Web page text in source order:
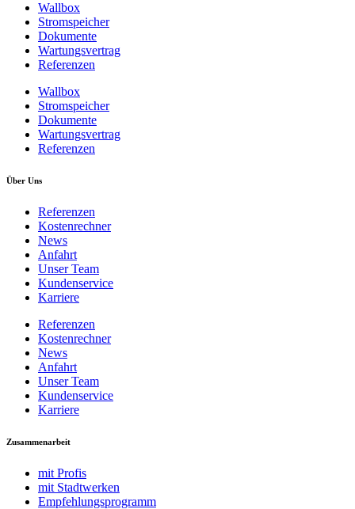
Wallbox
Stromspeicher
Dokumente
Wartungsvertrag
Referenzen
Wallbox
Stromspeicher
Dokumente
Wartungsvertrag
Referenzen
Über Uns
Referenzen
Kostenrechner
News
Anfahrt
Unser Team
Kundenservice
Karriere
Referenzen
Kostenrechner
News
Anfahrt
Unser Team
Kundenservice
Karriere
Zusammenarbeit
mit Profis
mit Stadtwerken
Empfehlungsprogramm